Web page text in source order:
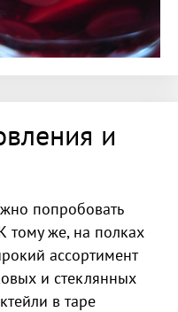
и
попробовать
тому же, на полках
ассортимент
и стеклянных
в таре